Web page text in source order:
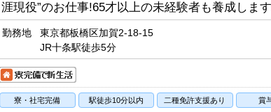
涯現役”のお仕事!65才以上の未経験者も養成しま
勤務地
東京都板橋区加賀2-18-15
JR十条駅徒歩5分
寮・社宅完備 駅徒歩10分以内 二種免許支援あり 賞